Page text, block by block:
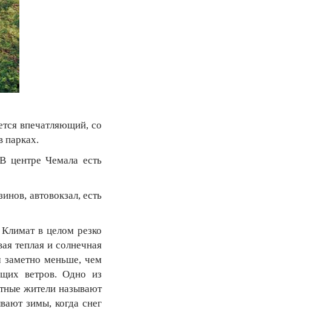
впечатляющий, со
парках.
центре Чемала есть
автовокзал, есть
в целом резко
теплая и солнечная
заметно меньше, чем
ветров. Одно из
жители называют
зимы, когда снег